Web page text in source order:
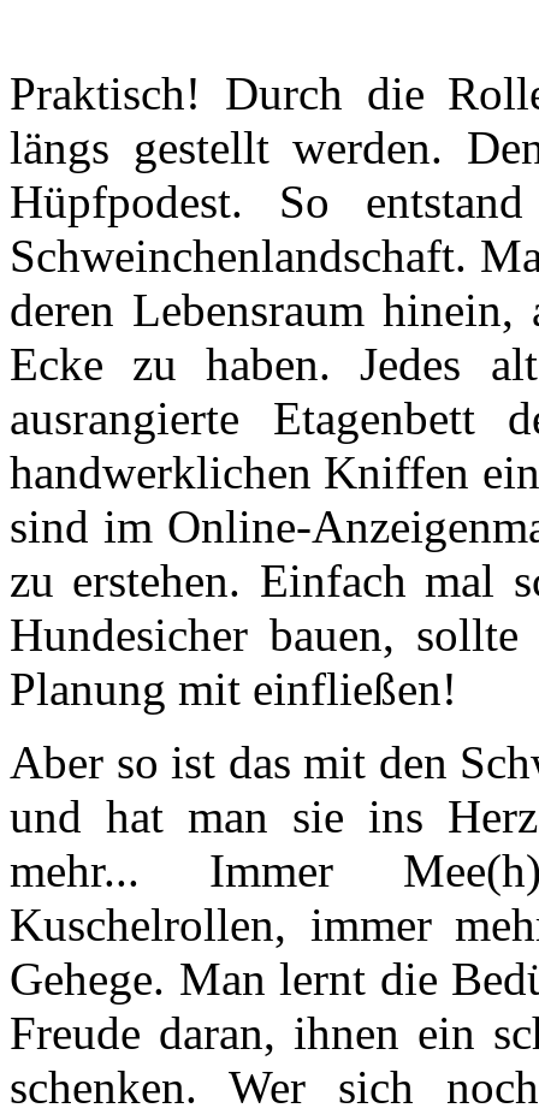
Praktisch! Durch die
längs gestellt werden.
Hüpfpodest. So
Schweinchenlandschaft.
deren Lebensraum
Ecke zu haben. Jedes
ausrangierte
handwerklichen Kniffen
sind im Online-
zu erstehen. Einfach mal
Hundesicher bauen,
Planung mit einfließen!
Aber so ist das mit den
und hat man sie ins
mehr... Immer
Kuschelrollen, immer
Gehege. Man lernt die
Freude daran, ihnen ein
schenken. Wer sich